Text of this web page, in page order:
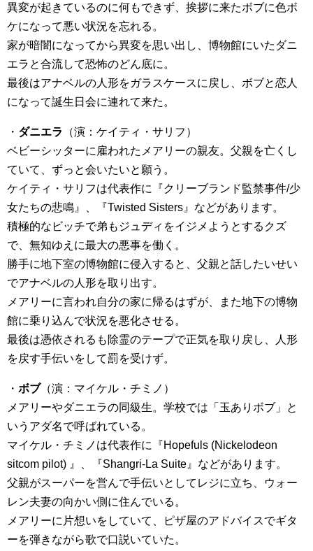
異変が起きているのに何もできず、挨拶に来たボブに色ボ
ケになって悪い状況を忘れる。
家が暗闇になってから異変を思い出し、博物館にいたダニ
エラと合流して恐怖のどん底に。
最後はアナベルの人形をガラスケースに戻し、ボブと恋人
になって誕生日会に連れて来た。
・ ダニエラ
（演：ケイティ・サリフ）
ベビーシッターに雇われたメアリーの親友。父親を亡くし
ていて、ずっと会いたいと願う。
ケイティ・サリフは代表作に『クリーブランド監禁事件/少
女たちの悲鳴』、『Twisted Sisters』などがあります。
積極的なビッチで弟もジュディをイジメようとするクズ
で、無知ゆえに最大の悪事を働く。
勝手に地下室の博物館に侵入すると、父親と話したいせい
でアナベルの人形を取り出す。
メアリーに言われ自分の家に帰るはずが、また地下の博物
館に乗り込んで状況を悪化させる。
最後は憑依されるも除霊のテープで正気を取り戻し、人形
を戻す手伝いをして罰を受けず。
・ ボブ（演：マイケル・チミノ）
メアリーやダニエラの同級生。学校では「玉ありボブ」と
いうアダ名で呼ばれている。
マイケル・チミノは代表作に『Hopefuls (Nickelodeon
sitcom pilot) 』、『Shangri-La Suite』などがあります。
父親がスーパーを営んで手伝いとしてレジに立ち、ウォー
レン夫妻の向かい側に住んでいる。
メアリーに片想いをしていて、ピザ屋のアドバイスでギタ
ーを弾きながら歌で口説いていた。